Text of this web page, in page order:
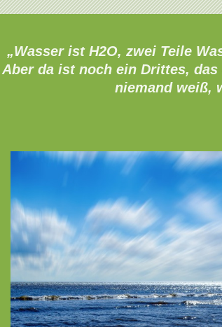
„Wasser ist H2O, zwei Teile
Aber da ist noch ein Drittes,
niemand weiß,